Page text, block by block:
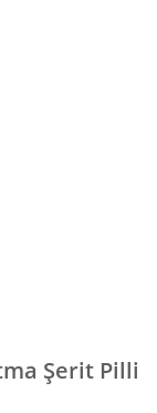
Şerit Pilli